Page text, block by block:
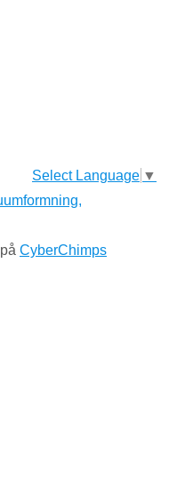
Select Language ▼
på CyberChimps